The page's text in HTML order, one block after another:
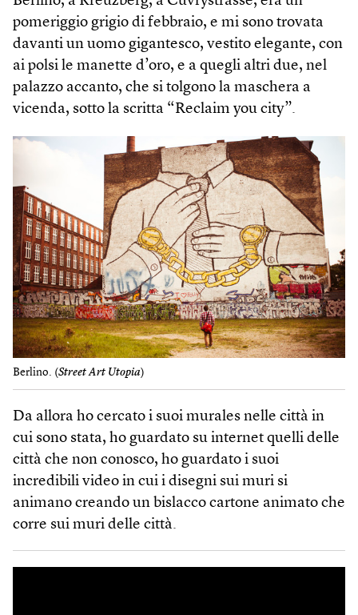
pomeriggio grigio di febbraio, e mi sono trovata
davanti un uomo gigantesco, vestito elegante, con
ai polsi le manette d’oro, e a quegli altri due, nel
palazzo accanto, che si tolgono la maschera a
vicenda, sotto la scritta “Reclaim you city”.
Berlino. (Street Art Utopia)
Da allora ho cercato i suoi murales nelle città in
cui sono stata, ho guardato su internet quelli delle
città che non conosco, ho guardato i suoi
incredibili video in cui i disegni sui muri si
animano creando un bislacco cartone animato che
corre sui muri delle città.